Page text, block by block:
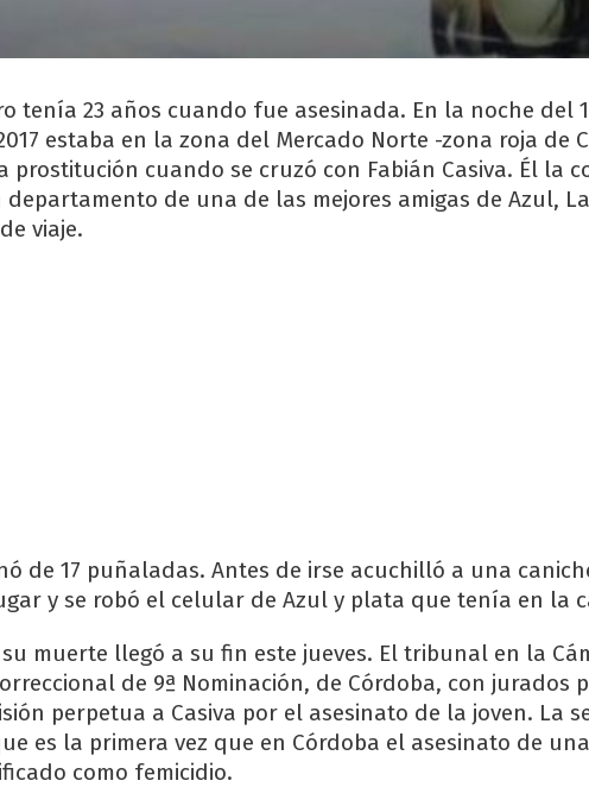
tenía 23 años cuando fue asesinada. En la noche del
estaba en la zona del Mercado Norte -zona roja de
prostitución cuando se cruzó con Fabián Casiva. Él la
de una de las mejores amigas de Azul,
viaje.
de 17 puñaladas. Antes de irse acuchilló a una
y se robó el celular de Azul y plata que tenía en la
muerte llegó a su fin este jueves. El tribunal en la
de 9ª Nominación, de Córdoba, con jurados
perpetua a Casiva por el asesinato de la joven. La
es la primera vez que en Córdoba el asesinato de
como femicidio.